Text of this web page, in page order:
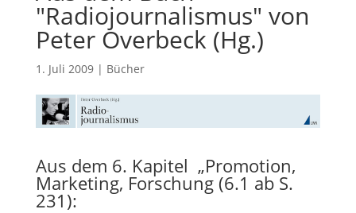
"Radiojournalismus" von
Peter Overbeck (Hg.)
1. Juli 2009| Bücher
Aus dem 6. Kapitel „Promotion,
Marketing, Forschung (6.1 ab S.
231):